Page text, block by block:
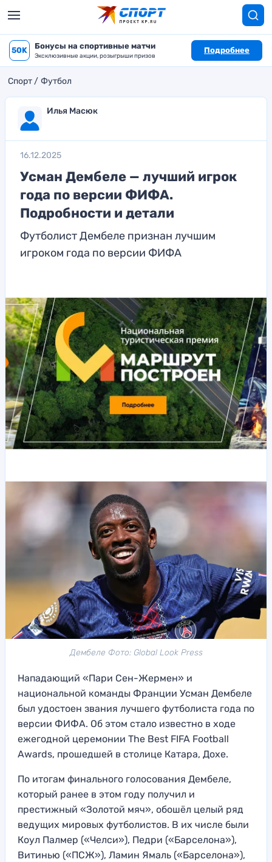
50K Бонусы на спортивные матчи
Эксклюзивные акции, розыгрыши призов
Подробнее
Спорт Футбол
Илья Масюк
16.12.2025
Усман Дембеле — лучший игрок
года по версии ФИФА.
Подробности и детали
Футболист Дембеле признан лучшим
игроком года по версии ФИФА
Дембеле Фото: Global Look Press
Нападающий «Пари Сен-Жермен» и
национальной команды Франции Усман Дембеле
был удостоен звания лучшего футболиста года по
версии ФИФА. Об этом стало известно в ходе
ежегодной церемонии The Best FIFA Football
Awards, прошедшей в столице Катара, Дохе.
По итогам финального голосования Дембеле,
который ранее в этом году получил и
престижный «Золотой мяч», обошёл целый ряд
ведущих мировых футболистов. В их числе были
Коул Палмер («Челси»), Педри («Барселона»),
Витинью («ПСЖ»), Ламин Ямаль («Барселона»),